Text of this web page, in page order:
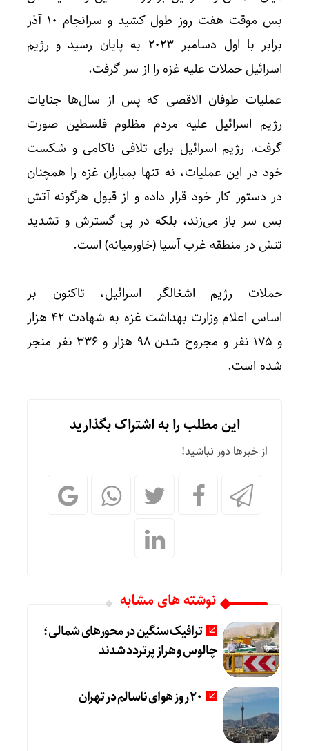
بس موقت هفت روز طول کشید و سرانجام ۱۰ آذر
برابر با اول دسامبر ۲۰۲۳ به پایان رسید و رژیم
اسرائیل حملات علیه غزه را از سر گرفت.
عملیات طوفان الاقصی که پس از سال‌ها جنایات
رژیم اسرائیل علیه مردم مظلوم فلسطین صورت
گرفت. رژیم اسرائیل برای تلافی ناکامی و شکست
خود در این عملیات، نه تنها بمباران غزه را همچنان
در دستور کار خود قرار داده و از قبول هرگونه آتش
بس سر باز می‌زند، بلکه در پی گسترش و تشدید
تنش در منطقه غرب آسیا (خاورمیانه) است.
حملات رژیم اشغالگر اسرائیل، تاکنون بر
اساس اعلام وزارت بهداشت غزه به شهادت ۴۲ هزار
و ۱۷۵ نفر و مجروح شدن ۹۸ هزار و ۳۳۶ نفر منجر
شده است.
این مطلب را به اشتراک بگذارید
از خبرها دور نباشید!
نوشته های مشابه
ترافیک سنگین در محورهای شمالی؛
چالوس و هراز پرتردد شدند
20 روز هوای ناسالم در تهران